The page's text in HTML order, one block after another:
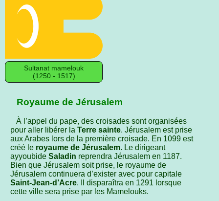
Sultanat mamelouk
(1250 - 1517)
Royaume de Jérusalem
À l’appel du pape, des croisades sont organisées
pour aller libérer laTerre sainte. Jérusalem est prise
aux Arabes lors de la première croisade. En 1099 est
créé le royaume de Jérusalem. Le dirigeant
ayyoubideSaladin reprendra Jérusalem en 1187.
Bien que Jérusalem soit prise, le royaume de
Jérusalem continuera d’exister avec pour capitale
Saint-Jean-d’Acre. Il disparaîtra en 1291 lorsque
cette ville sera prise par les Mamelouks.